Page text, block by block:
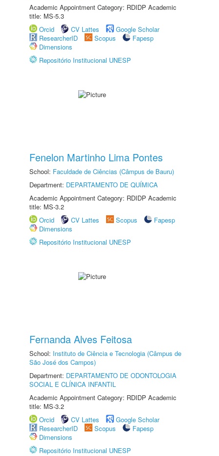
Academic Appointment Category: RDIDP Academic
title: MS-5.3
Orcid
CV Lattes
Google Scholar
ResearcherID
Scopus
Fapesp
Dimensions
Repositório Institucional UNESP
Fenelon Martinho Lima Pontes
School: Faculdade de Ciências (Câmpus de Bauru)
Department: DEPARTAMENTO DE QUÍMICA
Academic Appointment Category: RDIDP Academic
title: MS-3.2
Orcid
CV Lattes Scopus
Fapesp
Dimensions
Repositório Institucional UNESP
Fernanda Alves Feitosa
School: Instituto de Ciência e Tecnologia (Câmpus de
São José dos Campos)
Department: DEPARTAMENTO DE ODONTOLOGIA
SOCIAL E CLÍNICA INFANTIL
Academic Appointment Category: RDIDP Academic
title: MS-3.2
Orcid
CV Lattes
Google Scholar
ResearcherID
Scopus
Fapesp
Dimensions
Repositório Institucional UNESP